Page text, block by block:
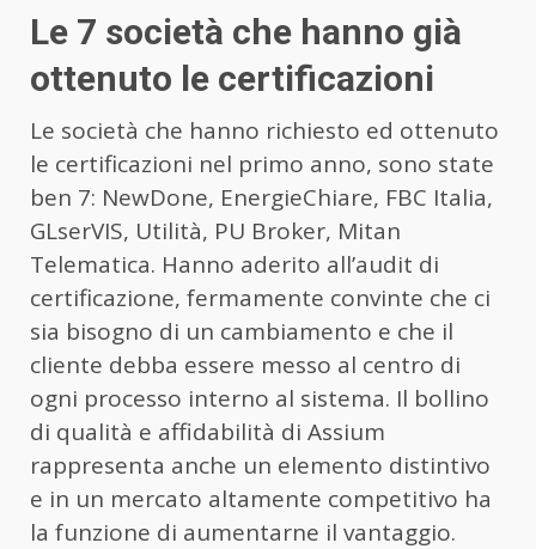
Le 7 società che hanno già
ottenuto le certificazioni
Le società che hanno richiesto ed ottenuto
le certificazioni nel primo anno, sono state
ben 7: NewDone, EnergieChiare, FBC Italia,
GLserVIS, Utilità, PU Broker, Mitan
Telematica. Hanno aderito all’audit di
certificazione, fermamente convinte che ci
sia bisogno di un cambiamento e che il
cliente debba essere messo al centro di
ogni processo interno al sistema. Il bollino
di qualità e affidabilità di Assium
rappresenta anche un elemento distintivo
e in un mercato altamente competitivo ha
la funzione di aumentarne il vantaggio.